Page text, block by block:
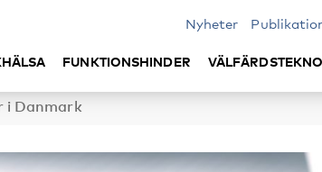
Nyheter
FUNKTIONSHINDER
i Danmark